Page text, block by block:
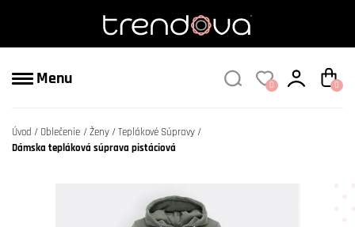
Menu 0 0
Úvod Oblečenie Ženy
Teplákové Súpravy
Dámska tepláková súprava pistáciová